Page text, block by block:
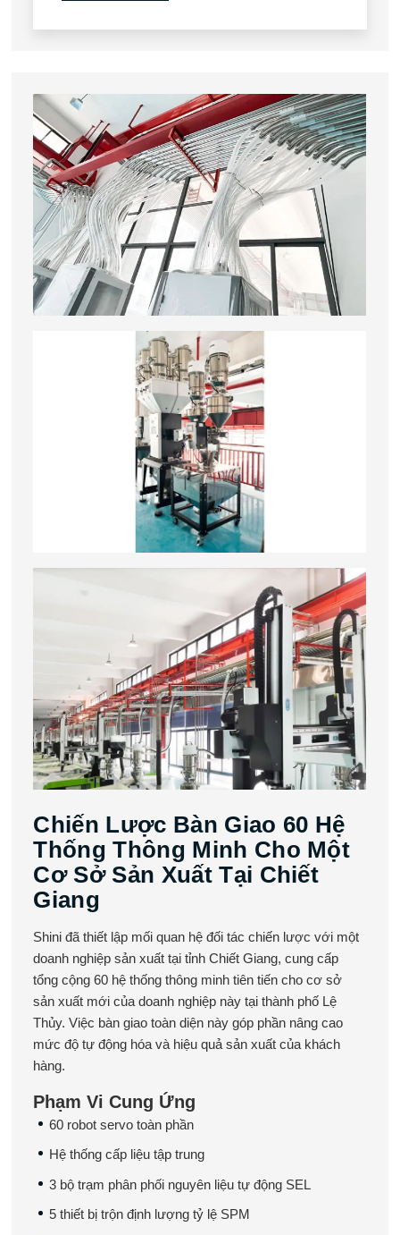
Chiến Lược Bàn Giao 60 Hệ
Thống Thông Minh Cho Một
Cơ Sở Sản Xuất Tại Chiết
Giang
Shini đã thiết lập mối quan hệ đối tác chiến lược với một
doanh nghiệp sản xuất tại tỉnh Chiết Giang, cung cấp
tổng cộng 60 hệ thống thông minh tiên tiến cho cơ sở
sản xuất mới của doanh nghiệp này tại thành phố Lệ
Thủy. Việc bàn giao toàn diện này góp phần nâng cao
mức độ tự động hóa và hiệu quả sản xuất của khách
hàng.
Phạm Vi Cung Ứng
60 robot servo toàn phần
Hệ thống cấp liệu tập trung
3 bộ trạm phân phối nguyên liệu tự động SEL
5 thiết bị trộn định lượng tỷ lệ SPM